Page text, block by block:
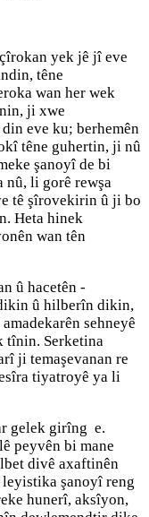
yek jê jî eve
têne
wan her wek
ji xwe
eve ku; berhemên
têne guhertin, ji nû
şanoyî de bi
nû, li gorê rewşa
tê şîrovekirin û ji bo
Heta hinek
wan tên
û hacetên -
û hilberîn dikin,
sehneyê
tînin. Serketina
ji temaşevanan re
tiyatroyê ya li
gelek girîng e.
peyvên bi mane
divê axaftinên
şanoyî reng
hunerî, aksîyon,